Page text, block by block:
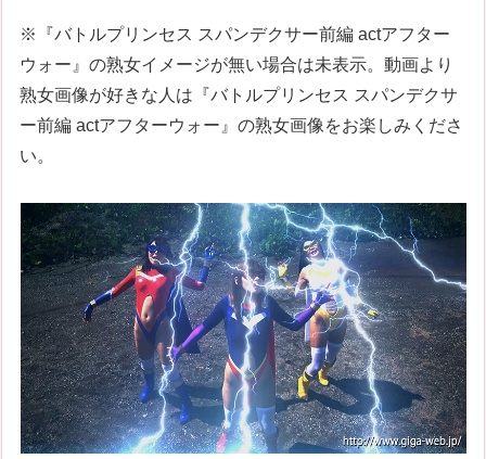
※『バトルプリンセス スパンデクサー前編 actアフター
ウォー』の熟女イメージが無い場合は未表示。動画より
熟女画像が好きな人は『バトルプリンセス スパンデクサ
ー前編 actアフターウォー』の熟女画像をお楽しみくださ
い。